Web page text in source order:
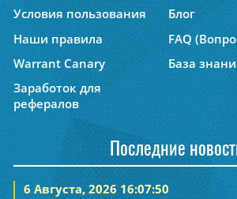
Условия пользования
Блог
Наши правила
FAQ
Warrant Canary
База
Заработок для
рефералов
Последние
6 Августа, 2026 16:07:50